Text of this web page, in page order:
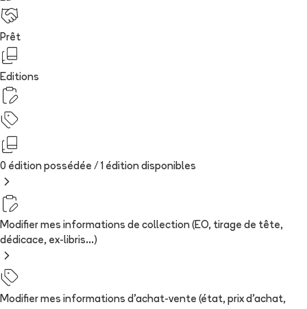
Prêt
Editions
0 édition possédée / 1 édition disponibles
Modifier mes informations de collection (EO, tirage de tête,
dédicace, ex-libris...)
Modifier mes informations d'achat-vente (état, prix d'achat,